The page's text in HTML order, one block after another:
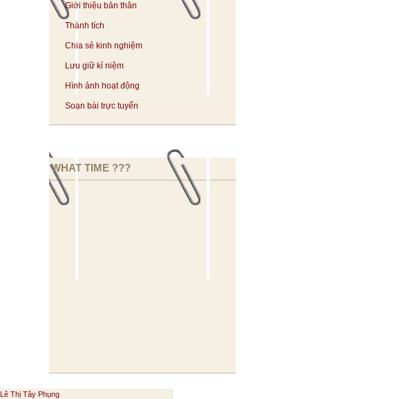
Giới thiệu bản thân
Thành tích
Chia sẻ kinh nghiệm
Lưu giữ kỉ niệm
Hình ảnh hoạt động
Soạn bài trực tuyến
WHAT TIME ???
Lê Thị Tây Phụng